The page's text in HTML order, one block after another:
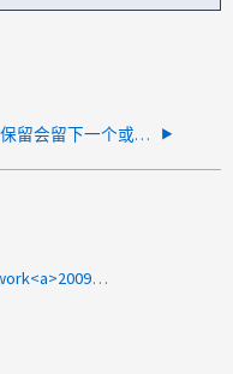
SCF保留会留下一个或多个超出配置的额外快照
product-categories:snap-creator-framework<a>2009年4月15日</a>